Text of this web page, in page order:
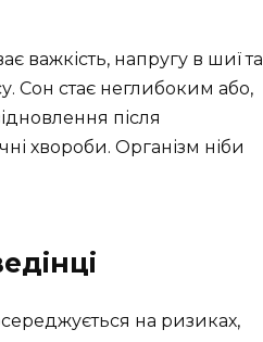
важкість, напругу в шиї та
Сон стає неглибоким або,
після
хвороби. Організм ніби
на ризиках,